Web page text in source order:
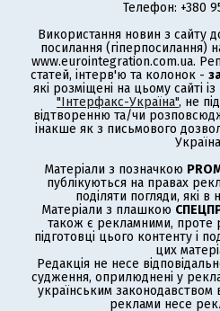
Телефон: +380
Використання новин з сайту
посилання (гіперпосилання)
www.eurointegration.com.ua.
статей, інтерв'ю та колонок -
які розміщені на цьому сайті
"Інтерфакс-Україна", не
відтворенню та/чи
інакше як з письмового
Матеріали з позначкою
публікуються на правах
поділяти погляди, які
Матеріали з плашкою
також є рекламними, проте
підготовці цього контенту і
цих
Редакція не несе
судження, оприлюднені у
українським законодавством
реклами несе